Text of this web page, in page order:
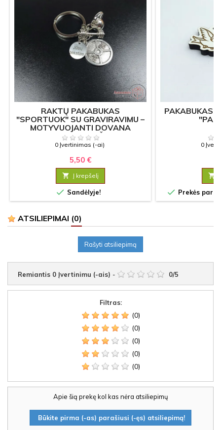
RAKTŲ PAKABUKAS
"SPORTUOK" SU GRAVIRAVIMU –
MOTYVUOJANTI DOVANA
SPORTUOJANČIAM
0 Įvertinimas (-ai)
5,50 €
 Į krepšelį
 Sandėlyje!
PAKABUKAS
0

 Prekės
ATSILIEPIMAI (0)
Rašyti atsiliepimą
Remiantis 0 Įvertinimu (-ais) - 0/5
Filtras:
(0)
(0)
(0)
(0)
(0)
Apie šią prekę kol kas nėra atsiliepimų
Būkite pirma (-as) parašiusi (-ęs) atsiliepimą!